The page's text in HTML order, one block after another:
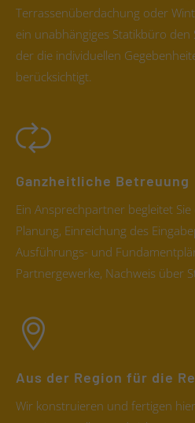
Terrassenüberdachung oder
ein unabhängiges Statikbüro den
der die individuellen
berücksichtigt.
Ganzheitliche Betreuung
Ein Ansprechpartner begleitet
Planung, Einreichung des
Ausführungs- und
Partnergewerke, Nachweis über
Aus der Region für die
Wir konstruieren und fertigen